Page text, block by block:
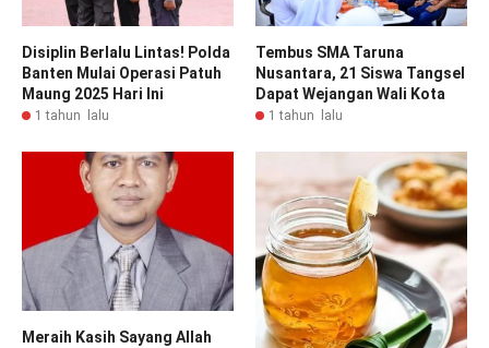
Disiplin Berlalu Lintas! Polda
Banten Mulai Operasi Patuh
Maung 2025 Hari Ini
1 tahun lalu
Tembus SMA Taruna
Nusantara, 21 Siswa Tangsel
Dapat Wejangan Wali Kota
1 tahun lalu
Meraih Kasih Sayang Allah